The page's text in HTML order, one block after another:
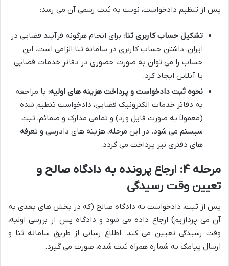
پس از تنظیم دادخواست، نوبت به ثبت رسمی آن می رسد:
تشکیل حساب کاربری ثنا: برای انجام هرگونه فرآیند قضایی در
ایران، داشتن حساب کاربری در سامانه ثنا الزامی است. این
حساب را می توان به صورت حضوری در دفاتر خدمات قضایی
یا آنلاین ایجاد کرد.
نحوه ثبت دادخواست و پرداخت هزینه های اولیه: با مراجعه
به دفاتر خدمات الکترونیک قضایی، دادخواست تنظیم شده
(معمولاً به صورت فایل ورد) و تمامی مدارک و ضمائم، ثبت
سیستم می شود. در این مرحله، هزینه های دادرسی و تعرفه
های دفتری نیز پرداخت می گردد.
مرحله ۴: ارجاع پرونده به دادگاه صالح و
تعیین وقت رسیدگی
پس از ثبت، دادخواست به دادگاه صالح (که در بخش های بعدی به
آن می پردازیم) ارجاع داده می شود و دادگاه پس از بررسی اولیه،
وقت رسیدگی تعیین می کند. اطلاع رسانی از طریق سامانه ثنا و
ارسال پیامک به شماره همراه ثبت شده، صورت می گیرد.